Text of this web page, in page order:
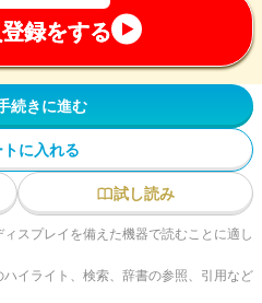
録をする
続きに進む
トに入れる
試し読み
スプレイを備えた機器で読むことに適し
イライト、検索、辞書の参照、引用など